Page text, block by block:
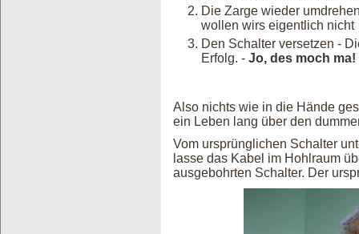
Die Zarge wieder
wollen wirs eigentlich nicht
Den Schalter versetzen -
Erfolg. - Jo, des moch ma!
Also nichts wie in die Hände
ein Leben lang über den
Vom ursprünglichen Schalter
lasse das Kabel im Hohlraum
ausgebohrten Schalter. Der